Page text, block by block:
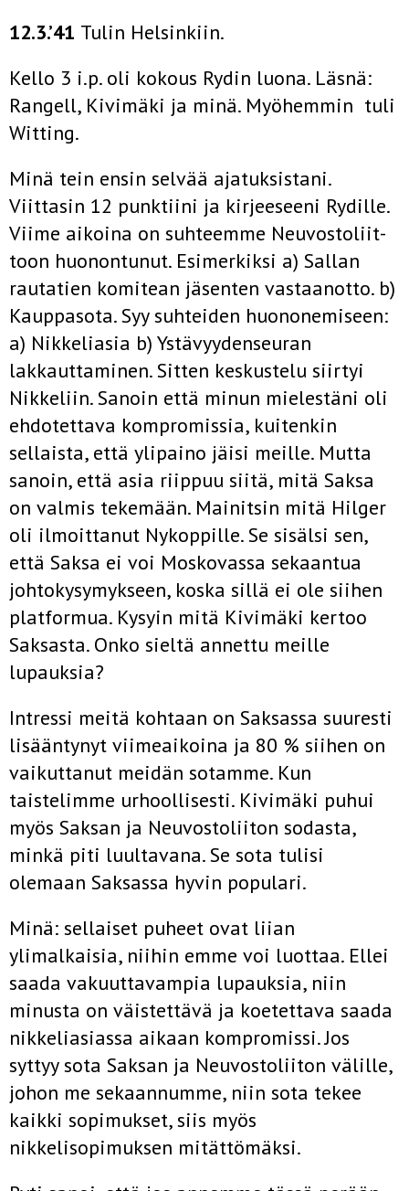
12.3.’41 Tulin Helsinkiin.
Kello 3 i.p. oli kokous Rydin luona. Läsnä:
Rangell, Kivimäki ja minä. Myöhemmin tuli
Witting.
Minä tein ensin selvää ajatuksistani.
Viittasin 12 punktiini ja kirjeeseeni Rydille.
Viime aikoina on suhteemme Neuvostoliit­
toon huonontunut. Esimerkiksi a) Sallan
rautatien komitean jä­senten vastaanotto. b)
Kauppasota. Syy suhteiden huononemiseen:
a) Nikkeliasia b) Ystävyydenseuran
lakkauttaminen. Sitten keskustelu siirtyi
Nikkeliin. Sanoin että minun mielestäni oli
ehdotettava kompromissia, kuitenkin
sellaista, että ylipaino jäisi meille. Mutta
sanoin, että asia riippuu siitä, mitä Saksa
on valmis tekemään. Mainitsin mitä Hilger
oli ilmoittanut Nykoppille. Se sisälsi sen,
että Saksa ei voi Moskovassa sekaantua
johtokysy­mykseen, koska sillä ei ole siihen
platformua. Kysyin mitä Kivi­mäki kertoo
Saksasta. Onko sieltä annettu meille
lupauksia?
Intressi meitä kohtaan on Saksassa suuresti
lisääntynyt vii­meaikoina ja 80 % siihen on
vaikuttanut meidän sotamme. Kun
taistelimme urhoollisesti. Kivimäki puhui
myös Saksan ja Neu­vostoliiton sodasta,
minkä piti luultavana. Se sota tulisi
olemaan Saksassa hyvin populari.
Minä: sellaiset puheet ovat liian
ylimalkaisia, niihin emme voi luottaa. Ellei
saada vakuuttavampia lupauksia, niin
minusta on väistettävä ja koetettava saada
nikkeliasiassa aikaan kompro­missi. Jos
syttyy sota Saksan ja Neuvostoliiton välille,
johon me sekaannumme, niin sota tekee
kaikki sopimukset, siis myös
nikkelisopimuksen mitättömäksi.